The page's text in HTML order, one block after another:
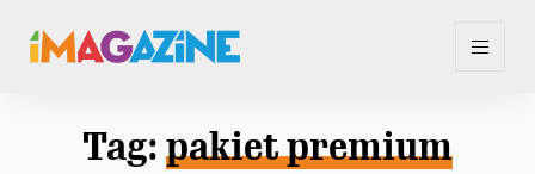
Tag: pakiet premium